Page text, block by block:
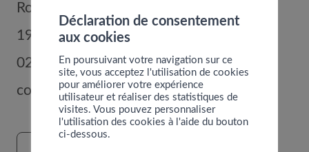
Route de Nendaz 352
1996
Basse-Nendaz
027 289 56 00
commune@nendaz.org
Déclaration de consentement
aux cookies
En poursuivant votre navigation sur ce
site, vous acceptez l'utilisation de cookies
pour améliorer votre expérience
utilisateur et réaliser des statistiques de
visites. Vous pouvez personnaliser
l'utilisation des cookies à l'aide du bouton
ci-dessous.